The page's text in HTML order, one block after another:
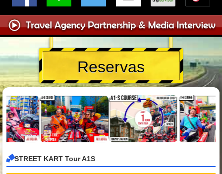
Reservas
STREET KART Tour A1S